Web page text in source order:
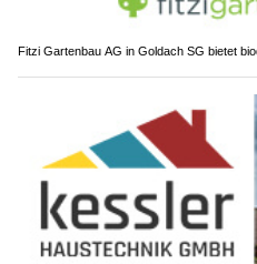
Fitzi Gartenbau AG in Goldach SG bietet